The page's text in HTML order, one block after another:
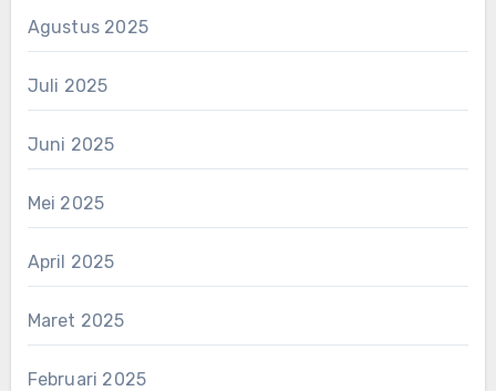
Agustus 2025
Juli 2025
Juni 2025
Mei 2025
April 2025
Maret 2025
Februari 2025